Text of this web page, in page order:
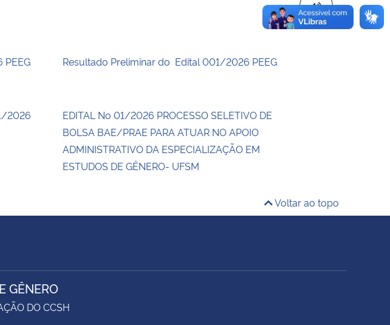
Resultado Preliminar do Edital 001/2026 PEEG
2026
EDITAL No 01/2026 PROCESSO SELETIVO DE
BOLSA BAE/PRAE PARA ATUAR NO APOIO
ADMINISTRATIVO DA ESPECIALIZAÇÃO EM
ESTUDOS DE GÊNERO- UFSM
Voltar ao topo
GÊNERO
DO CCSH